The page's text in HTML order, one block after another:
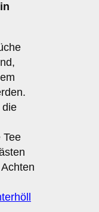
in
die
Tee